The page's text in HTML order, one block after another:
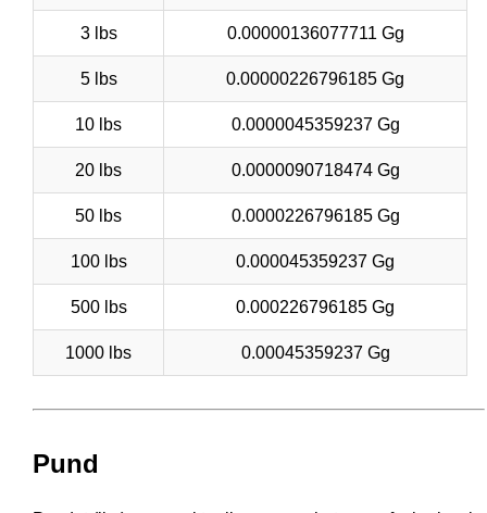
3 lbs 0.00000136077711 Gg
5 lbs 0.00000226796185 Gg
10 lbs 0.0000045359237 Gg
20 lbs 0.0000090718474 Gg
50 lbs 0.0000226796185 Gg
100 lbs 0.000045359237 Gg
500 lbs 0.000226796185 Gg
1000 lbs 0.00045359237 Gg
Pund